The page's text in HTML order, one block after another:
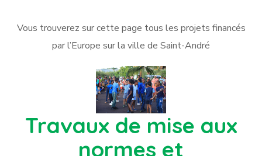
Vous trouverez sur cette page tous les projets financés
par l’Europe sur la ville de Saint-André
Travaux de mise aux
normes et